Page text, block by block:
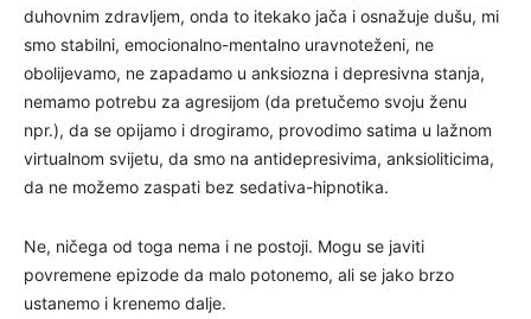
duhovnim zdravljem, onda to itekako jača i osnažuje dušu, mi
smo stabilni, emocionalno-mentalno uravnoteženi, ne
obolijevamo, ne zapadamo u anksiozna i depresivna stanja,
nemamo potrebu za agresijom (da pretučemo svoju ženu
npr.), da se opijamo i drogiramo, provodimo satima u lažnom
virtualnom svijetu, da smo na antidepresivima, anksioliticima,
da ne možemo zaspati bez sedativa-hipnotika.
Ne, ničega od toga nema i ne postoji. Mogu se javiti
povremene epizode da malo potonemo, ali se jako brzo
ustanemo i krenemo dalje.